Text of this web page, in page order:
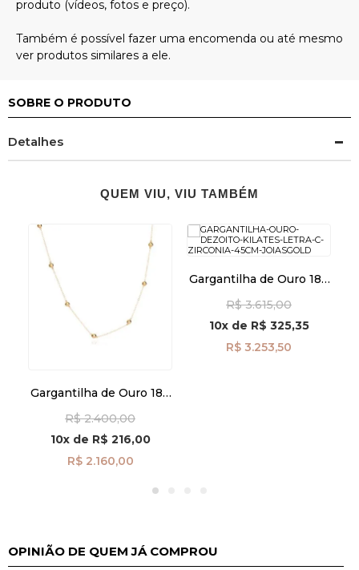
SOBRE O PRODUTO
Detalhes
QUEM VIU, VIU TAMBÉM
Gargantilha de Ouro 18k
45cm ga08597
R$ 2.400,00
10xde R$ 216,00
R$ 2.160,00
Gargantilha de Ouro 18k
45cm ga08518
R$ 3.615,00
10xde R$ 325,35
R$ 3.253,50
OPINIÃO DE QUEM JÁ COMPROU
OFERTAS